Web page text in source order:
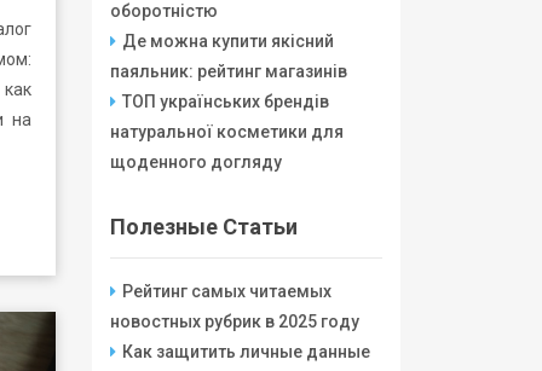
на
оборотністю
Де можна купити якісний
паяльник: рейтинг магазинів
ТОП українських брендів
натуральної косметики для
щоденного догляду
Полезные Статьи
Рейтинг самых читаемых
новостных рубрик в 2025 году
Как защитить личные данные